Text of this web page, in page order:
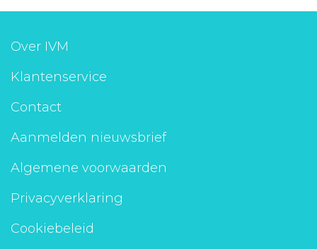
Over IVM
Klantenservice
Contact
Aanmelden nieuwsbrief
Algemene voorwaarden
Privacyverklaring
Cookiebeleid